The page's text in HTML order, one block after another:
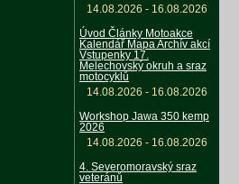
14.08.2026 - 16.08.2026
Úvod Články Motoakce
Kalendář Mapa Archív akcí
Vstupenky 17.
Melechovský okruh a sraz
motocyklů
14.08.2026 - 16.08.2026
Workshop Jawa 350 kemp
2026
14.08.2026 - 16.08.2026
4. Severomoravský sraz
veteránů